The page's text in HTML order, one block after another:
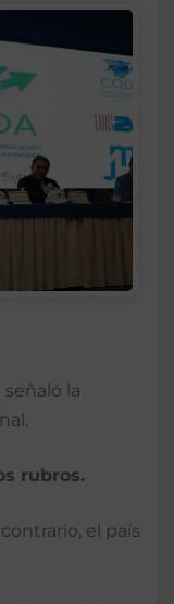
la
rubros.
el país